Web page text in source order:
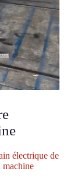
électrique de
machine